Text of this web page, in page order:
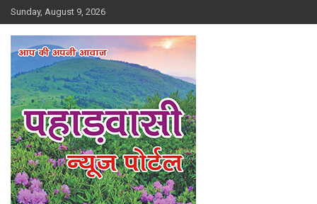
Skip
to
content
Sunday, August 9, 2026